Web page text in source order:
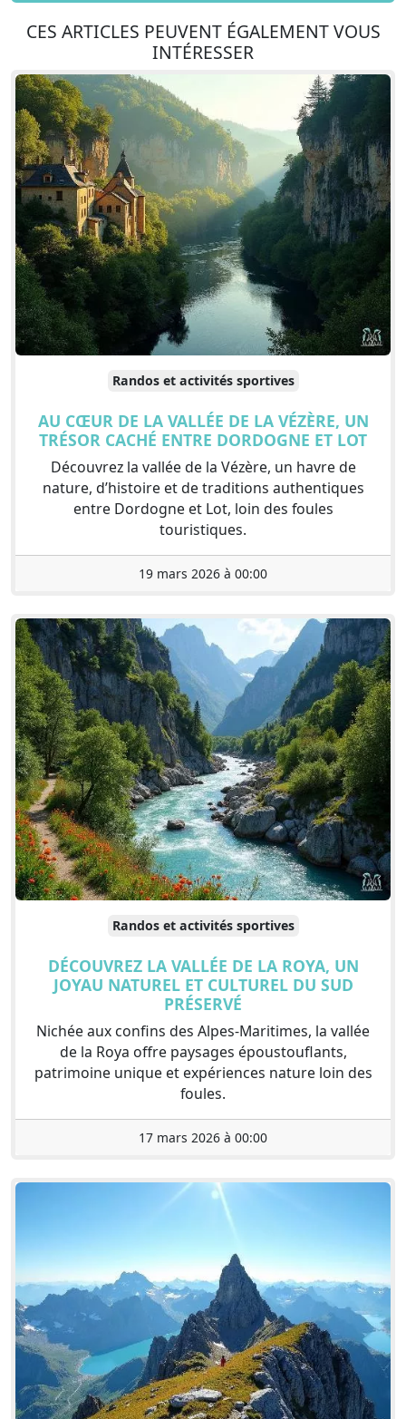
CES ARTICLES PEUVENT ÉGALEMENT VOUS
INTÉRESSER
Randos et activités sportives
AU CŒUR DE LA VALLÉE DE LA VÉZÈRE, UN
TRÉSOR CACHÉ ENTRE DORDOGNE ET LOT
Découvrez la vallée de la Vézère, un havre de
nature, d’histoire et de traditions authentiques
entre Dordogne et Lot, loin des foules
touristiques.
19 mars 2026 à 00:00
Randos et activités sportives
DÉCOUVREZ LA VALLÉE DE LA ROYA, UN
JOYAU NATUREL ET CULTUREL DU SUD
PRÉSERVÉ
Nichée aux confins des Alpes-Maritimes, la vallée
de la Roya offre paysages époustouflants,
patrimoine unique et expériences nature loin des
foules.
17 mars 2026 à 00:00